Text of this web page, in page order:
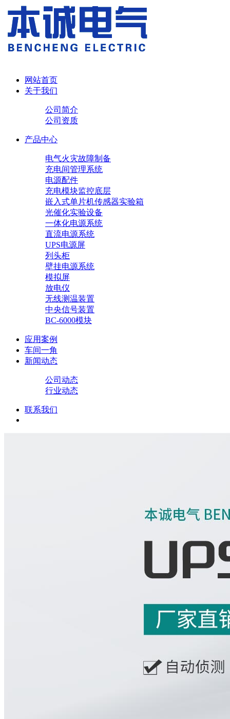
网站首页
关于我们
公司简介
公司资质
产品中心
电气火灾故障制备
充电间管理系统
电源配件
充电模块监控底层
嵌入式单片机传感器实验箱
光催化实验设备
一体化电源系统
直流电源系统
UPS电源屏
列头柜
壁挂电源系统
模拟屏
放电仪
无线测温装置
中央信号装置
BC-6000模块
应用案例
车间一角
新闻动态
公司动态
行业动态
联系我们